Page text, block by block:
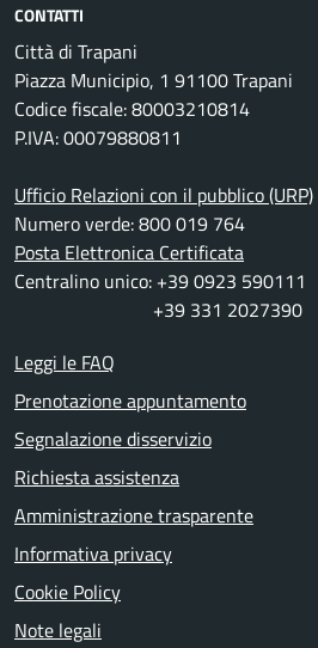
CONTATTI
Città di Trapani
Piazza Municipio, 1 91100 Trapani
Codice fiscale: 80003210814
P.IVA: 00079880811
Ufficio Relazioni con il pubblico (URP)
Numero verde: 800 019 764
Posta Elettronica Certificata
Centralino unico: +39 0923 590111
+39 331 2027390
Leggi le FAQ
Prenotazione appuntamento
Segnalazione disservizio
Richiesta assistenza
Amministrazione trasparente
Informativa privacy
Cookie Policy
Note legali